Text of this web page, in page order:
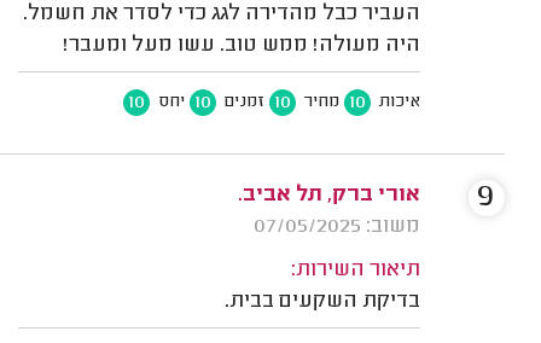
העביר כבל מהדירה לגג כדי לסדר את חשמל.
היה מעולה! ממש טוב. עשו מעל ומעבר!
איכות 10 מחיר 10 זמנים 10 יחס 10
אורי ברק, תל אביב.
משוב: 07/05/2025
תיאור השירות:
בדיקת השקעים בבית.
9